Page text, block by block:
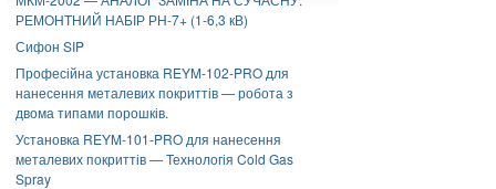
РЕМОНТНИЙ НАБІР РН-7+ (1-6,3 кВ)
Сифон SIP
Професійна установка REYM-102-PRO для
нанесення металевих покриттів — робота з
двома типами порошків.
Установка REYM-101-PRO для нанесення
металевих покриттів — Технологія Cold Gas
Spray